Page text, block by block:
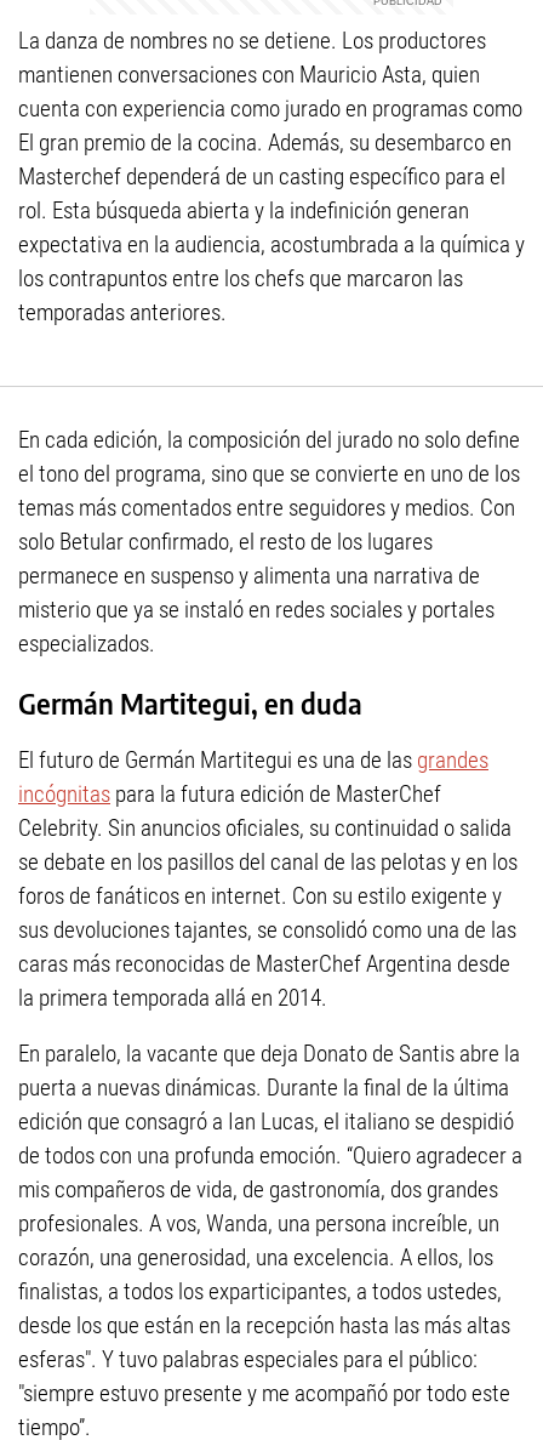
La danza de nombres no se detiene. Los productores
mantienen conversaciones con Mauricio Asta, quien
cuenta con experiencia como jurado en programas como
El gran premio de la cocina. Además, su desembarco en
Masterchef dependerá de un casting específico para el
rol. Esta búsqueda abierta y la indefinición generan
expectativa en la audiencia, acostumbrada a la química y
los contrapuntos entre los chefs que marcaron las
temporadas anteriores.
En cada edición, la composición del jurado no solo define
el tono del programa, sino que se convierte en uno de los
temas más comentados entre seguidores y medios. Con
solo Betular confirmado, el resto de los lugares
permanece en suspenso y alimenta una narrativa de
misterio que ya se instaló en redes sociales y portales
especializados.
Germán Martitegui, en duda
El futuro de Germán Martitegui es una de las grandes
incógnitas para la futura edición de MasterChef
Celebrity. Sin anuncios oficiales, su continuidad o salida
se debate en los pasillos del canal de las pelotas y en los
foros de fanáticos en internet. Con su estilo exigente y
sus devoluciones tajantes, se consolidó como una de las
caras más reconocidas de MasterChef Argentina desde
la primera temporada allá en 2014.
En paralelo, la vacante que deja Donato de Santis abre la
puerta a nuevas dinámicas. Durante la final de la última
edición que consagró a Ian Lucas, el italiano se despidió
de todos con una profunda emoción. “Quiero agradecer a
mis compañeros de vida, de gastronomía, dos grandes
profesionales. A vos, Wanda, una persona increíble, un
corazón, una generosidad, una excelencia. A ellos, los
finalistas, a todos los exparticipantes, a todos ustedes,
desde los que están en la recepción hasta las más altas
esferas". Y tuvo palabras especiales para el público:
"siempre estuvo presente y me acompañó por todo este
tiempo”.